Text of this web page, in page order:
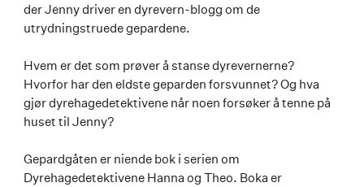
der Jenny driver en dyrevern-blogg om de
utrydningstruede gepardene.
Hvem er det som prøver å stanse dyrevernerne?
Hvorfor har den eldste geparden forsvunnet? Og hva
gjør dyrehagedetektivene når noen forsøker å tenne på
huset til Jenny?
Gepardgåten er niende bok i serien om
Dyrehagedetektivene Hanna og Theo. Boka er